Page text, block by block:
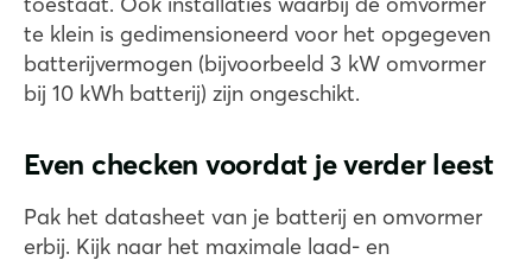
te klein is gedimensioneerd voor het opgegeven
batterijvermogen (bijvoorbeeld 3 kW omvormer
bij 10 kWh batterij) zijn ongeschikt.
Even checken voordat je verder leest
Pak het datasheet van je batterij en omvormer
erbij. Kijk naar het maximale laad- en